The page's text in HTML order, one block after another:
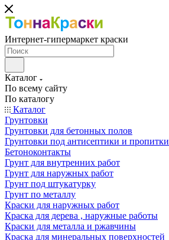
Интернет-гипермаркет краски
Каталог
По всему сайту
По каталогу
Каталог
Грунтовки
Грунтовки для бетонных полов
Грунтовки под антисептики и пропитки
Бетоноконтакты
Грунт для внутренних работ
Грунт для наружных работ
Грунт под штукатурку
Грунт по металлу
Краски для наружных работ
Краска для дерева , наружные работы
Краски для металла и ржавчины
Краска для минеральных поверхностей